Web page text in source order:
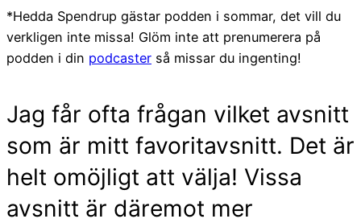
*Hedda Spendrup gästar podden i sommar, det vill du
verkligen inte missa! Glöm inte att prenumerera på
podden i din podcaster så missar du ingenting!
Jag får ofta frågan vilket avsnitt
som är mitt favoritavsnitt. Det är
helt omöjligt att välja! Vissa
avsnitt är däremot mer